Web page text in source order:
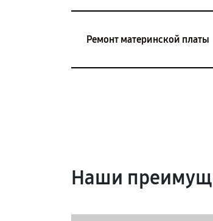
Ремонт материнской платы
Наши